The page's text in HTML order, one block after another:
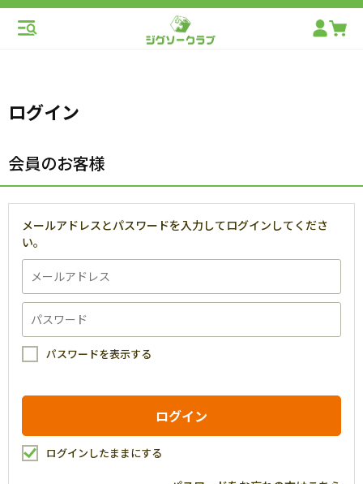
ログイン
会員のお客様
メールアドレスとパスワードを入力してログインしてくださ
い。
パスワードを表示する
ログインしたままにする